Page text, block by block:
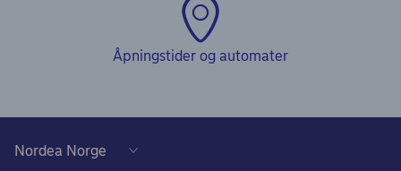
Åpningstider og automater